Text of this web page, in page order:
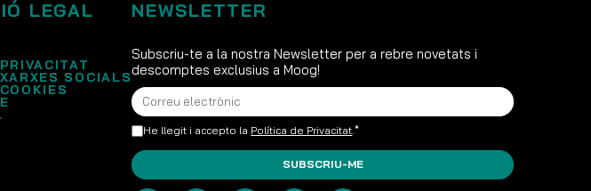
LEGAL
SOCIALS
NEWSLETTER
Subscriu-te a la nostra Newsletter per a rebre novetats i
descomptes exclusius a Moog!
He llegit i accepto la Política de Privacitat.*
SUBSCRIU-ME